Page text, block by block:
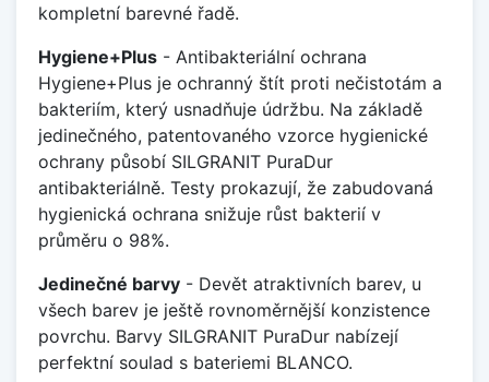
kompletní barevné řadě.
Hygiene+Plus - Antibakteriální ochrana
Hygiene+Plus je ochranný štít proti nečistotám a
bakteriím, který usnadňuje údržbu. Na základě
jedinečného, patentovaného vzorce hygienické
ochrany působí SILGRANIT PuraDur
antibakteriálně. Testy prokazují, že zabudovaná
hygienická ochrana snižuje růst bakterií v
průměru o 98%.
Jedinečné barvy - Devět atraktivních barev, u
všech barev je ještě rovnoměrnější konzistence
povrchu. Barvy SILGRANIT PuraDur nabízejí
perfektní soulad s bateriemi BLANCO.